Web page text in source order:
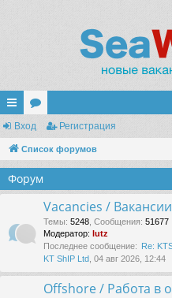
с
ы
лк
и
ор
ум
Вход Регистрация
Список форумов
Форум
Vacancies / Вакансии
Темы: 5248 Сообщения: 51677
Модератор: lutz
Последнее сообщение: Re:
KT ShIP Ltd , 04 авг 2026, 12:44
Offshore / Работа в